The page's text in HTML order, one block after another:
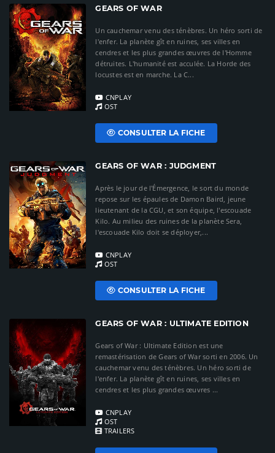
GEARS OF WAR
Un cauchemar venu des ténèbres. Un héro sorti de
l'enfer. La planète gît en ruines, ses villes en
cendres et les plus grandes œuvres de l'Homme
détruites. L'humanité est acculée. La Horde des
locustes est en marche. La C...
CNPLAY
OST
CONSULTER LA FICHE
GEARS OF WAR : JUDGMENT
Après le jour de l'Émergence, le sort du monde
repose sur les épaules de Damon Baird, jeune
lieutenant de la CGU, et son équipe, l'escouade
Kilo. Au milieu des ruines de la planète Sera,
l'escouade Kilo doit se déployer,...
CNPLAY
OST
CONSULTER LA FICHE
GEARS OF WAR : ULTIMATE EDITION
Gears of War : Ultimate Edition est une
remastérisation de Gears of War sorti en 2006. Un
cauchemar venu des ténèbres. Un héro sorti de
l'enfer. La planète gît en ruines, ses villes en
cendres et les plus grandes œuvres ...
CNPLAY
OST
TRAILERS